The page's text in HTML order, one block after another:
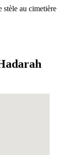
stèle au cimetière